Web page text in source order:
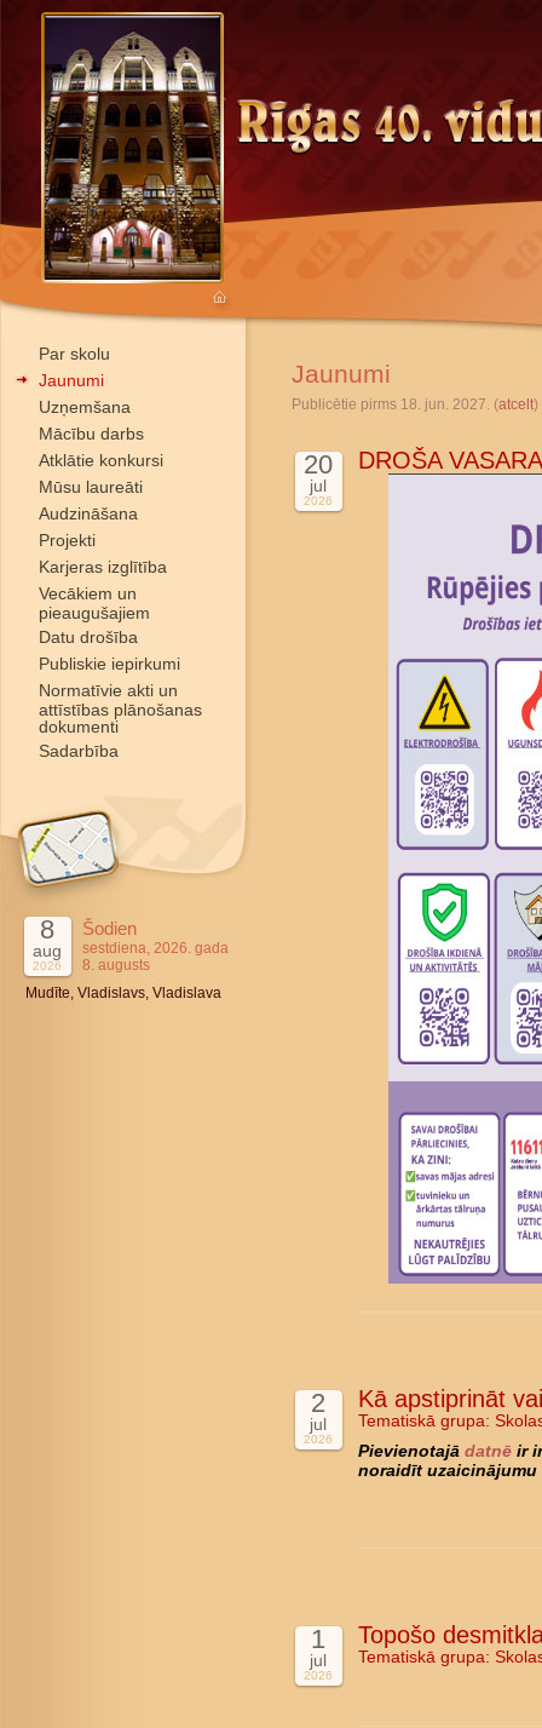
Par skolu
Jaunumi
Uzņemšana
Mācību darbs
Atklātie konkursi
Mūsu laureāti
Audzināšana
Projekti
Karjeras izglītība
Vecākiem un
pieaugušajiem
Datu drošība
Publiskie iepirkumi
Normatīvie akti un
attīstības plānošanas
dokumenti
Sadarbība
8
aug
2026
Šodien
sestdiena, 2026. gada
8. augusts
Mudīte, Vladislavs, Vladislava
Jaunumi
Publicētie pirms 18. jun. 2027. (atcelt)
20
jul
2026
DROŠA
2
jul
2026
Kā apstiprināt
Tematiskā grupa:
Pievienotajā datnē ir
noraidīt uzaicinājumu
1
jul
2026
Topošo
Tematiskā grupa: